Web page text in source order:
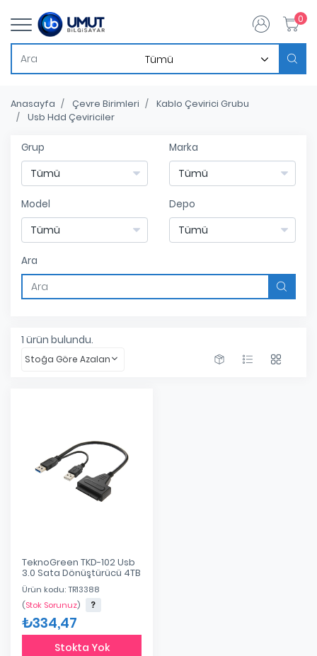
0
Anasayfa Çevre Birimleri
Kablo Çevirici Grubu
Usb Hdd Çeviriciler
Grup Marka
Model Depo
Ara
1 ürün bulundu.
Stoğa Göre Azalan
TeknoGreen TKD-102 Usb
3.0 Sata Dönüştürücü 4TB
Ürün kodu: TR13388
(Stok Sorunuz)
₺334,47
Stokta Yok